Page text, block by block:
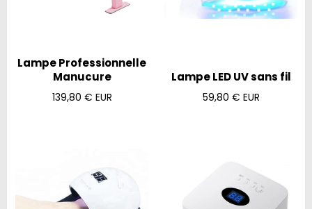
Lampe Professionnelle
Manucure
Prix
139,80 € EUR
Lampe LED UV sans fil
Prix
59,80 € EUR